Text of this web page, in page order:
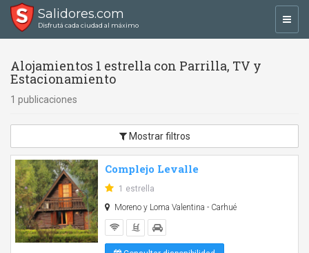
Salidores.com
Disfrutá cada ciudad al máximo
Alojamientos 1 estrella con Parrilla, TV y
Estacionamiento
1 publicaciones
Mostrar filtros
Complejo Levalle
1 estrella
Moreno y Loma Valentina - Carhué